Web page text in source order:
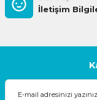
İletişim